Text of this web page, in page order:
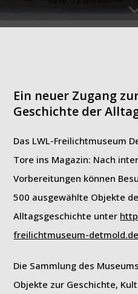
Ein neuer Zugang
Geschichte der
Das LWL-Freilichtmuseum
Tore ins Magazin: Nach
Vorbereitungen können
500 ausgewählte Objekte
Alltagsgeschichte unter
freilichtmuseum-
Die Sammlung des
Objekte zur Geschichte,